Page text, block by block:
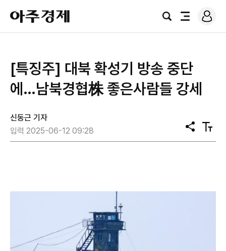
아
주
경
검
전
로
그
[특징주] 대북 확성기 방송 중단
에…남북경협株 좋은사람들 강세
신동근 기자
입력 2025-06-12 09:28
공
유
텍
스